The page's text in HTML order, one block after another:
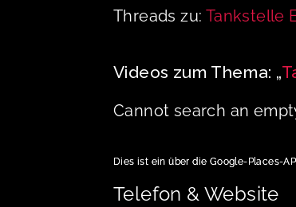
Threads zu: Tankstelle
Videos zum Thema: „
Cannot search an
Dies ist ein über die Google-Places-
Telefon & Website